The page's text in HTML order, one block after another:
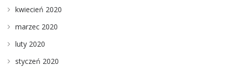
kwiecień 2020
marzec 2020
luty 2020
styczeń 2020